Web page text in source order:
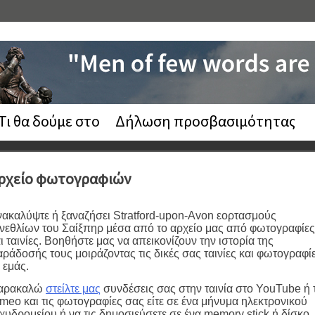
θα δούμε στο
Δήλωση προσβασιμότητας
φωτογραφιών
ή ξαναζήσει Stratford-upon-Avon εορτασμούς
του Σαίξπηρ μέσα από το αρχείο μας από φωτογραφίες
ταινίες. Βοηθήστε μας να απεικονίζουν την ιστορία της
τους μοιράζοντας τις δικές σας ταινίες και
εμάς.
στείλτε μας συνδέσεις σας στην ταινία στο YouTube ή
και τις φωτογραφίες σας είτε σε ένα μήνυμα ηλεκτρονικού